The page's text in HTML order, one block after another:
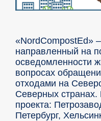
«NordCompostEd» –
направленный на
осведомленности
вопросах
отходами на
Северных странах.
проекта:
Петербург,